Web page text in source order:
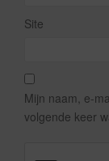
Site
Mijn naam, e-
volgende keer